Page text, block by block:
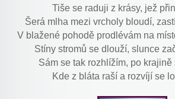
Tiše se raduji z krásy, jež
Šerá mlha mezi vrcholy bloudí,
V blažené pohodě prodlévám na
Stíny stromů se dlouží, slunce
Sám se tak rozhlížím, po krajině
Kde z bláta raší a rozvíjí se